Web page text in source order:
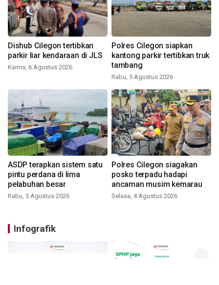
Dishub Cilegon tertibkan
parkir liar kendaraan di JLS
Kamis, 6 Agustus 2026
Polres Cilegon siapkan
kantong parkir tertibkan truk
tambang
Rabu, 5 Agustus 2026
ASDP terapkan sistem satu
pintu perdana di lima
pelabuhan besar
Rabu, 5 Agustus 2026
Polres Cilegon siagakan
posko terpadu hadapi
ancaman musim kemarau
Selasa, 4 Agustus 2026
Infografik